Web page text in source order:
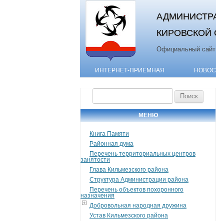
КИРОВСКОЙ
Официальный сайт
ИНТЕРНЕТ-ПРИЁМНАЯ
МЕНЮ
Книга Памяти
Районная дума
Перечень территориальных центров
занятости
Глава Кильмезского района
Структура Администрации района
Перечень объектов похоронного
назначения
Добровольная народная дружина
Устав Кильмезского района